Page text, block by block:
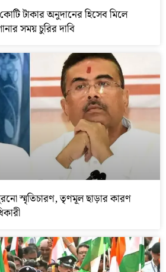
টাকার অনুদানের হিসেব মিলে
সময় চুরির দাবি
স্মৃতিচারণ, তৃণমূল ছাড়ার কারণ